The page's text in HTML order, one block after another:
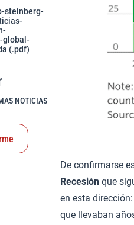
De confirmarse
Recesión que
en esta
que llevaban
steinberg-
global-
(.pdf)
NOTICIAS